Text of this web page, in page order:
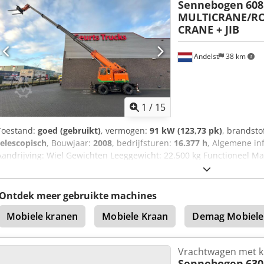
1 / 15
Andelst 38 km
Sennebogen 608
MULTICRANE/
CRANE + JIB
goed (gebruikt), vermogen: 91 kW (123,73 pk),
, Bouwjaar: 2008, bedrijfsturen: 16.377 h, Algemene
Wiel Gewichten Leeggewicht: 22.500 kg Functioneel
m Hefvermogen: 8.000 kg Opbouw merk: SENNEBOGEN 608
markering: ja Staat Technische staat: goed Optische staat: goed
Bouwjaar: 2007 91 kW 22500 kg CE DEUTZ TCD 2012 L04V motor
airconditioning 4x afstempeling Maximale werkhoogte: 20,5 meter
Maximale reikwijdte: 1750 cm met jib 2396 cm Radiografische
Afsvcbm Ssqjf - Palletvorken Volg ons op Instagram, Facebook en
vrachtwagens, bedrijfswagens en machines te zien.
Ontdek meer gebruikte machines
Mobiele kranen
Mobiele Kraan Demag
Vrachtwagen met